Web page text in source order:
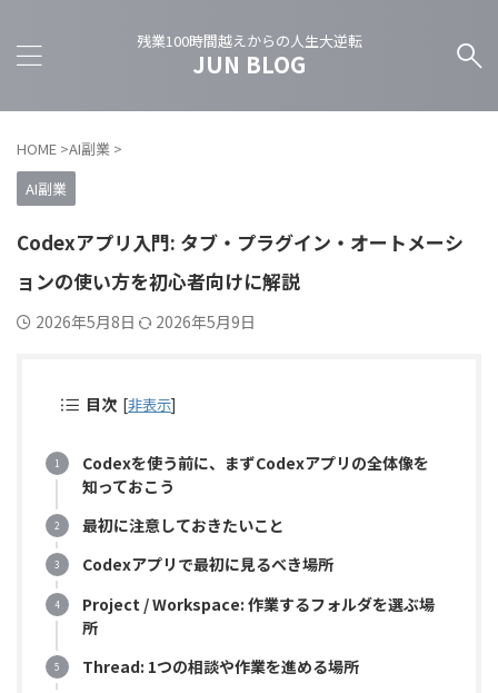
残業100時間越えからの人生大逆転
JUN BLOG
HOME >AI副業 >
AI副業
Codexアプリ入門: タブ・プラグイン・オートメーシ
ョンの使い方を初心者向けに解説
2026年5月8日 2026年5月9日
目次 [非表示]
Codexを使う前に、まずCodexアプリの全体像を
知っておこう
最初に注意しておきたいこと
Codexアプリで最初に見るべき場所
Project / Workspace: 作業するフォルダを選ぶ場
所
Thread: 1つの相談や作業を進める場所